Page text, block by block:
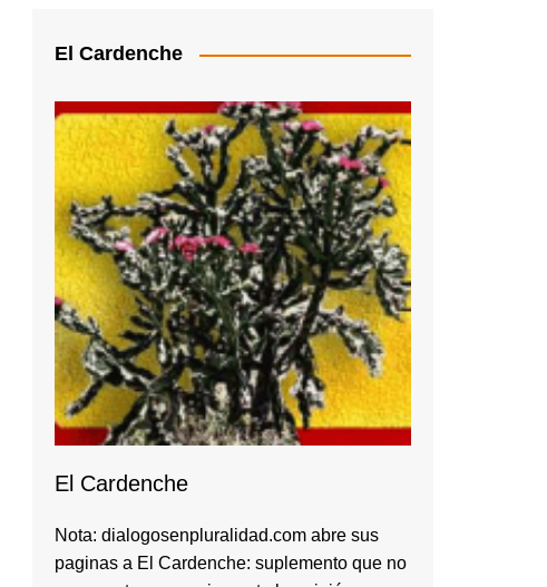
El Cardenche
El Cardenche
Nota: dialogosenpluralidad.com abre sus
paginas a El Cardenche: suplemento que no